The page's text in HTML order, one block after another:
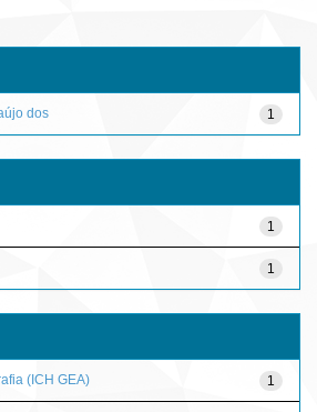
1
dos
1
1
1
(ICH GEA)